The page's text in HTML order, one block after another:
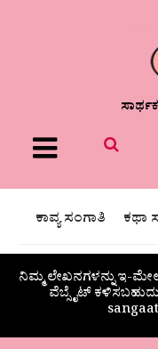
Menu
ಕಾವ್ಯ ಸಂಗಾತಿ ಕಥಾ
ನಿಮ್ಮ ಲೇಖನಗಳನ್ನು ಇ-
ವೆಬ್ಸೈಟ್